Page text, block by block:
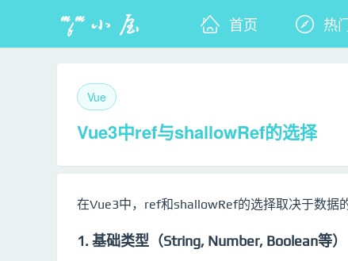
首页 热
Vue
Vue3中ref与shallowRef的选择
在Vue3中，ref和shallowRef的选择取决于数据
1. 基础类型（String, Number, Boolean等）